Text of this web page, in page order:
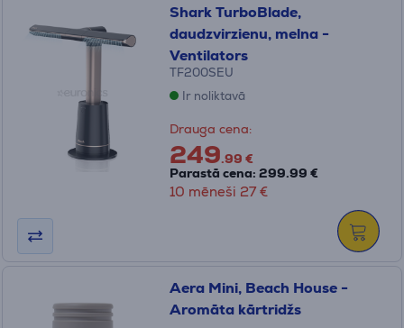
Shark TurboBlade,
daudzvirzienu, melna -
Ventilators
TF200SEU
Ir noliktavā
Drauga cena:
249.99 €
Parastā cena: 299.99 €
10 mēneši 27 €
Aera Mini, Beach House -
Aromāta kārtridžs